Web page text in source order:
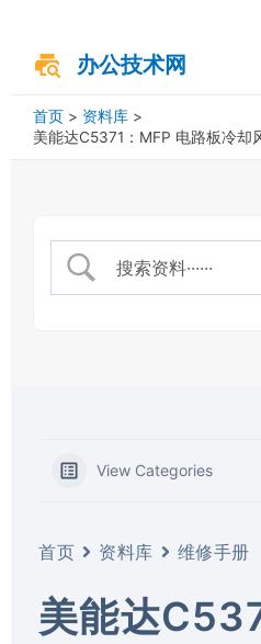
办公技术网
首页
资料库
美能达C5371：MFP 电路板冷却
View Categories
首页 资料库 维修手册
美能达